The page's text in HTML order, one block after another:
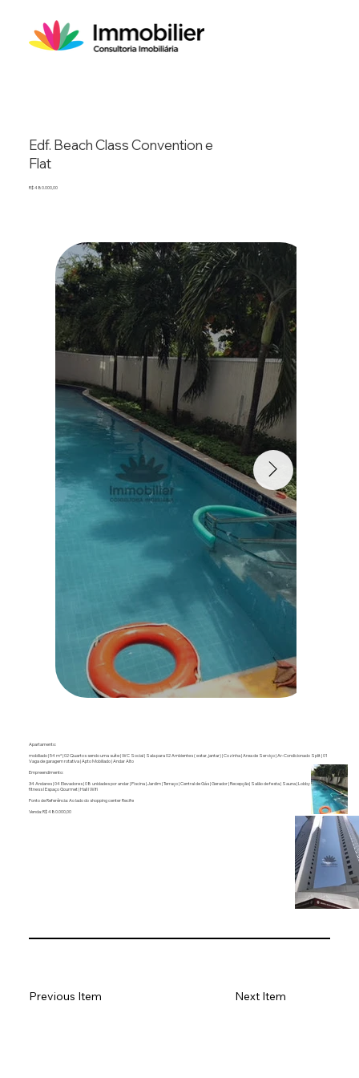
Edf. Beach Class Convention e
Flat
R$ 480.000,00
Apartamento:
mobiliado | 54 m² | 02 Quartos sendo uma suíte | WC Social | Sala para 02 Ambientes ( estar, jantar) | Cozinha | Area de Serviço | Ar-Condicionado Split | 01
Vaga de garagem rotativa | Apto Mobiliado | Andar Alto
Empreendimento:
34 Andares | 04 Elevadores | 08 unidades por andar | Piscina | Jardim | Terraço | Central de Gás | Gerador | Recepção| Salão de festa | Sauna | Lobby | Area
fitness I Espaço Gourmet | Hall I Wifi
Ponto de Referência: Ao lado do shopping center Recife
Venda: R$ 480.000,00
Next Item
Previous Item